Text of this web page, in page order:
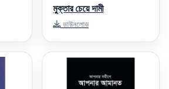
মুক্তার চেয়ে দামী
ডাউনলোড